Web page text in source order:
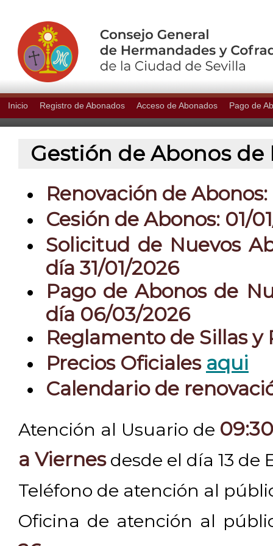
Inicio Registro de Abonados Acceso de Abonados Pago de
Gestión de Abonos de
Renovación de
Cesión de Abonos: 01/
Solicitud de Nuevos
día 31/01/2026
Pago de Abonos de
día 06/03/2026
Reglamento de Sillas y
Precios Oficiales aqui
Calendario de
Atención al Usuario de
a Viernesdesde el día 13 de
Teléfono de atención al
Oficina de atención al